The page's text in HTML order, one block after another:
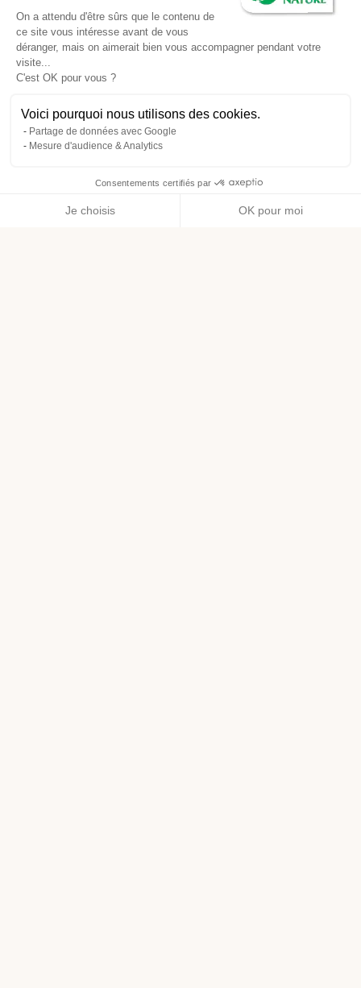
On a attendu d'être sûrs que le contenu de
ce site vous intéresse avant de vous
déranger, mais on aimerait bien vous accompagner pendant votre
visite...
C'est OK pour vous ?
Voici pourquoi nous utilisons des cookies.
Partage de données avec Google
Mesure d'audience & Analytics
Consentements certifiés par
Je choisis OK pour moi